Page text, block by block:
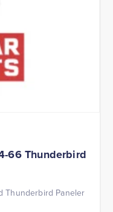
66 Thunderbird
Thunderbird Paneler